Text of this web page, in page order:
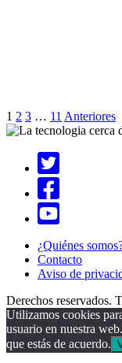
1 2 3 … 11 Anteriores
¿Quiénes
Contacto
Aviso de
Derechos reservados.
Utilizamos cookies
usuario en nuestra
que estás de acuerdo.